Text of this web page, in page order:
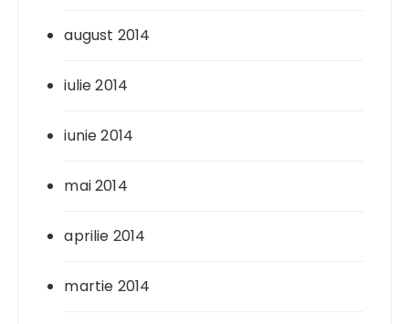
august 2014
iulie 2014
iunie 2014
mai 2014
aprilie 2014
martie 2014